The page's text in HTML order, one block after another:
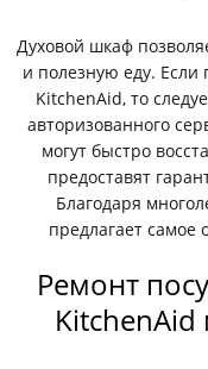
Духовой шкаф
и полезную еду. Если
KitchenAid, то
авторизованного
могут быстро
предоставят
Благодаря
предлагает
Ремонт